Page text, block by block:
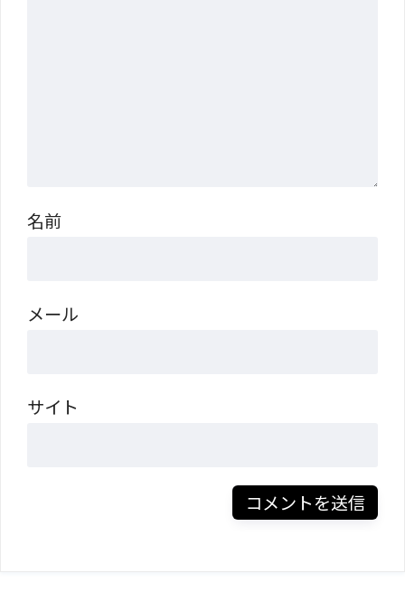
名前
メール
サイト